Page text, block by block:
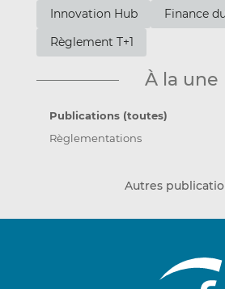
Innovation Hub
Finance
Règlement T+1
À la une
Publications (toutes)
Règlementations
Autres